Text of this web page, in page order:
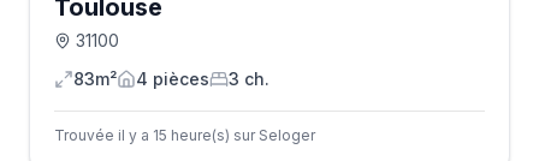
Toulouse
31100
83m²
4 pièces 3 ch.
Trouvée il y a 15 heure(s) sur Seloger